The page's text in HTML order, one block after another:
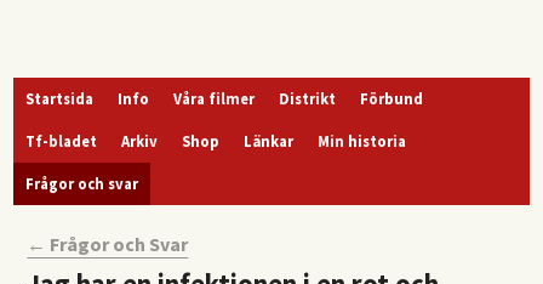
Startsida Info Våra filmer Distrikt Förbund
Tf-bladet Arkiv Shop Länkar Min historia
Frågor och svar
← Frågor och Svar